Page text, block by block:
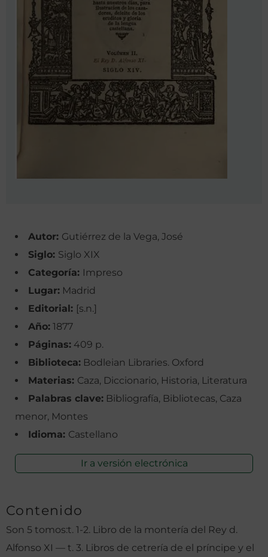
Autor: Gutiérrez de la Vega, José
Siglo: Siglo XIX
Categoría: Impreso
Lugar: Madrid
Editorial: [s.n.]
Año: 1877
Páginas: 409 p.
Biblioteca: Bodleian Libraries. Oxford
Materias: Caza, Diccionario, Historia, Literatura
Palabras clave: Bibliografía, Bibliotecas, Caza
menor, Montes
Idioma: Castellano
Ir a versión electrónica
Contenido
Son 5 tomos:t. 1-2. Libro de la montería del Rey d.
Alfonso XI — t. 3. Libros de cetrería de el príncipe y el